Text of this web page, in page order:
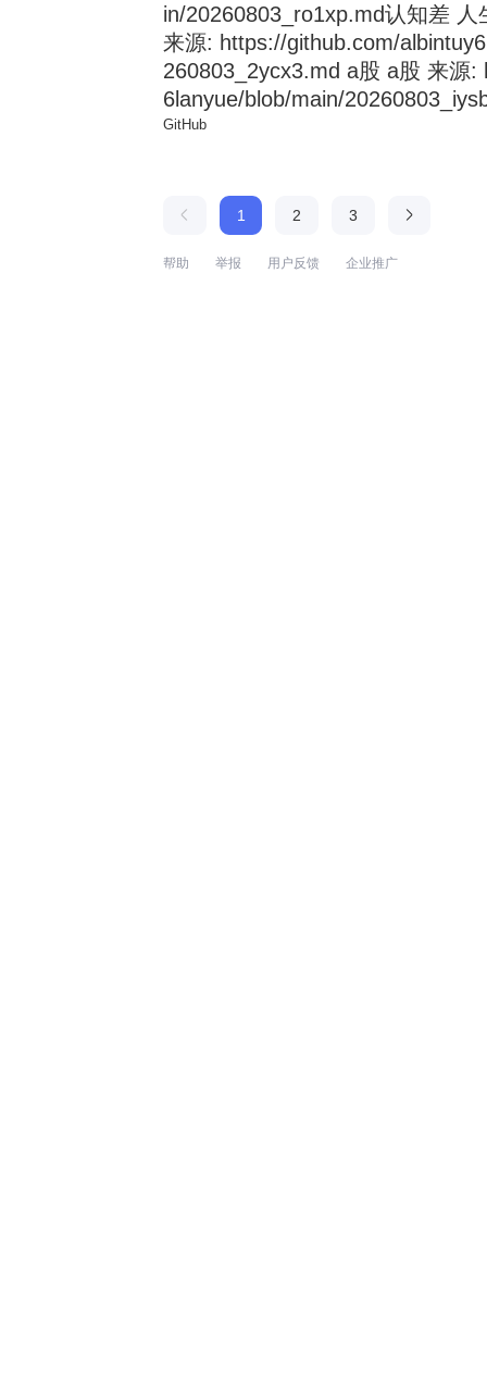
in/20260803_ro1xp.md认知差
来源: https://github.com/
260803_2ycx3.md a股 a股 来源
6lanyue/blob/main/
GitHub
1 2 3
帮助 举报 用户反馈 企业推广